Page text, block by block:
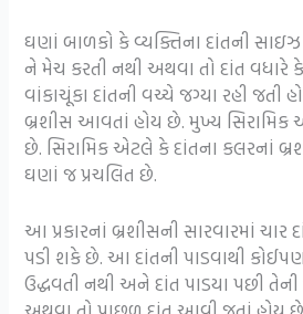
ઘણાં બાળકો કે વ્યક્તિના દાંતની
ને મેચ કરતી નથી અથવા તો દાંત
વાંકાચૂંકા દાંતની વચ્ચે જગ્યા રહી જતી
બ્રશીસ આવતાં હોય છે. મુખ્ય સિરામિક
છે. સિરામિક એટલે કે દાંતના કલરનાં
ઘણાં જ પ્રચલિત છે.
આ પ્રકારનાં બ્રશીસની સારવારમાં ચાર
પડી શકે છે. આ દાંતની પાડવાથી કોઈપણ
ઉદ્ધવતી નથી અને દાંત પાડયા પછી